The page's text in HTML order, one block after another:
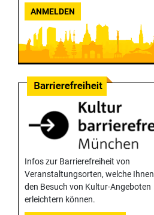
ANMELDEN
Infos zur Barrierefreiheit von
Veranstaltungsorten, welche Ihnen
den Besuch von Kultur-Angeboten
erleichtern können.